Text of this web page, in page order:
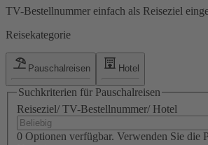
TV-Bestellnummer einfach als Reiseziel
Reisekategorie
Pauschalreisen Hotel
Suchkriterien für Pauschalreisen
Reiseziel/ TV-Bestellnummer/ Hotel
0 Optionen verfügbar. Verwenden Sie die